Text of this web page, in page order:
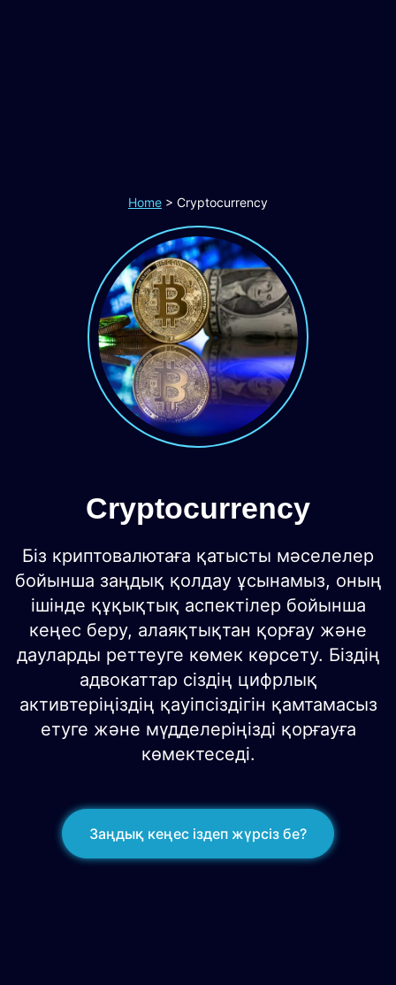
Home > Cryptocurrency
Cryptocurrency
Біз криптовалютаға қатысты мәселелер
бойынша заңдық қолдау ұсынамыз, оның
ішінде құқықтық аспектілер бойынша
кеңес беру, алаяқтықтан қорғау және
дауларды реттеуге көмек көрсету. Біздің
адвокаттар сіздің цифрлық
активтеріңіздің қауіпсіздігін қамтамасыз
етуге және мүдделеріңізді қорғауға
көмектеседі.
Заңдық кеңес іздеп жүрсіз бе?